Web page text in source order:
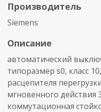
Производитель
Siemens
Описание
автоматический
типоразмер s0, класс
расцепителя
мгновенного действия
коммутационная